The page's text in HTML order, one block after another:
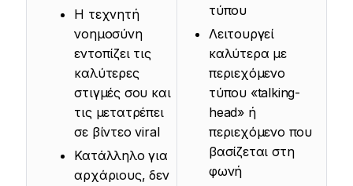
Η τεχνητή
νοημοσύνη
εντοπίζει τις
καλύτερες
στιγμές σου και
τις μετατρέπει
σε βίντεο viral
Κατάλληλο για
αρχάριους, δεν
τύπου
Λειτουργεί
καλύτερα με
περιεχόμενο
τύπου «talking-
head» ή
περιεχόμενο που
βασίζεται στη
φωνή